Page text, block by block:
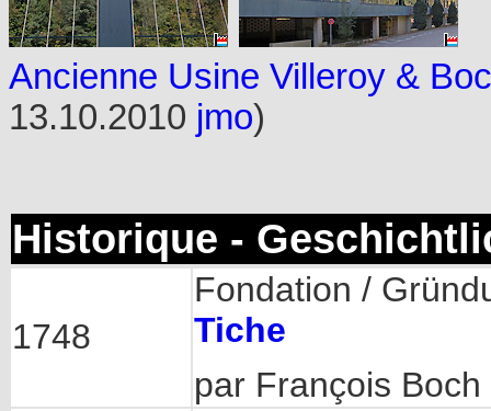
Ancienne Usine Villeroy &
13.10.2010 jmo)
Historique -
1748
Fondation /
Tiche
par François